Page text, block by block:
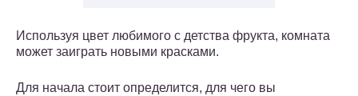
Используя цвет любимого с детства фрукта, комната
может заиграть новыми красками.
Для начала стоит определится, для чего вы